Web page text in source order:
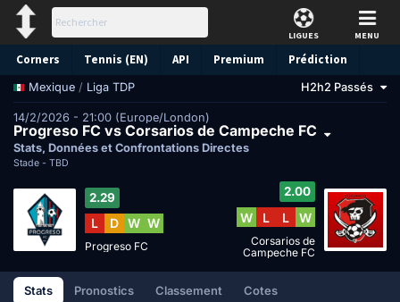
LIGUES MENU
Corners Tennis (EN) API Premium Prédiction
Mexique / Liga TDP H2h2 Passés
14/2/2026 - 21:00 (Europe/London)
Progreso FC vs Corsarios de Campeche FC
Stats, Données et Confrontations Directes
Stade - TBD
2.29
L D W W
Progreso FC
2.00
W L L W
Corsarios de
Campeche FC
Stats Pronostics Classement Cotes